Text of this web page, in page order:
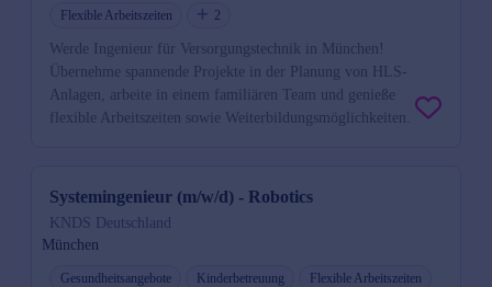
Flexible Arbeitszeiten 2
Werde Ingenieur für Versorgungstechnik in München!
Übernehme spannende Projekte in der Planung von HLS-
Anlagen, arbeite in einem familiären Team und genieße
flexible Arbeitszeiten sowie Weiterbildungsmöglichkeiten.
Systemingenieur (m/w/d) - Robotics
KNDS Deutschland
München
Gesundheitsangebote Kinderbetreuung
Flexible Arbeitszeiten